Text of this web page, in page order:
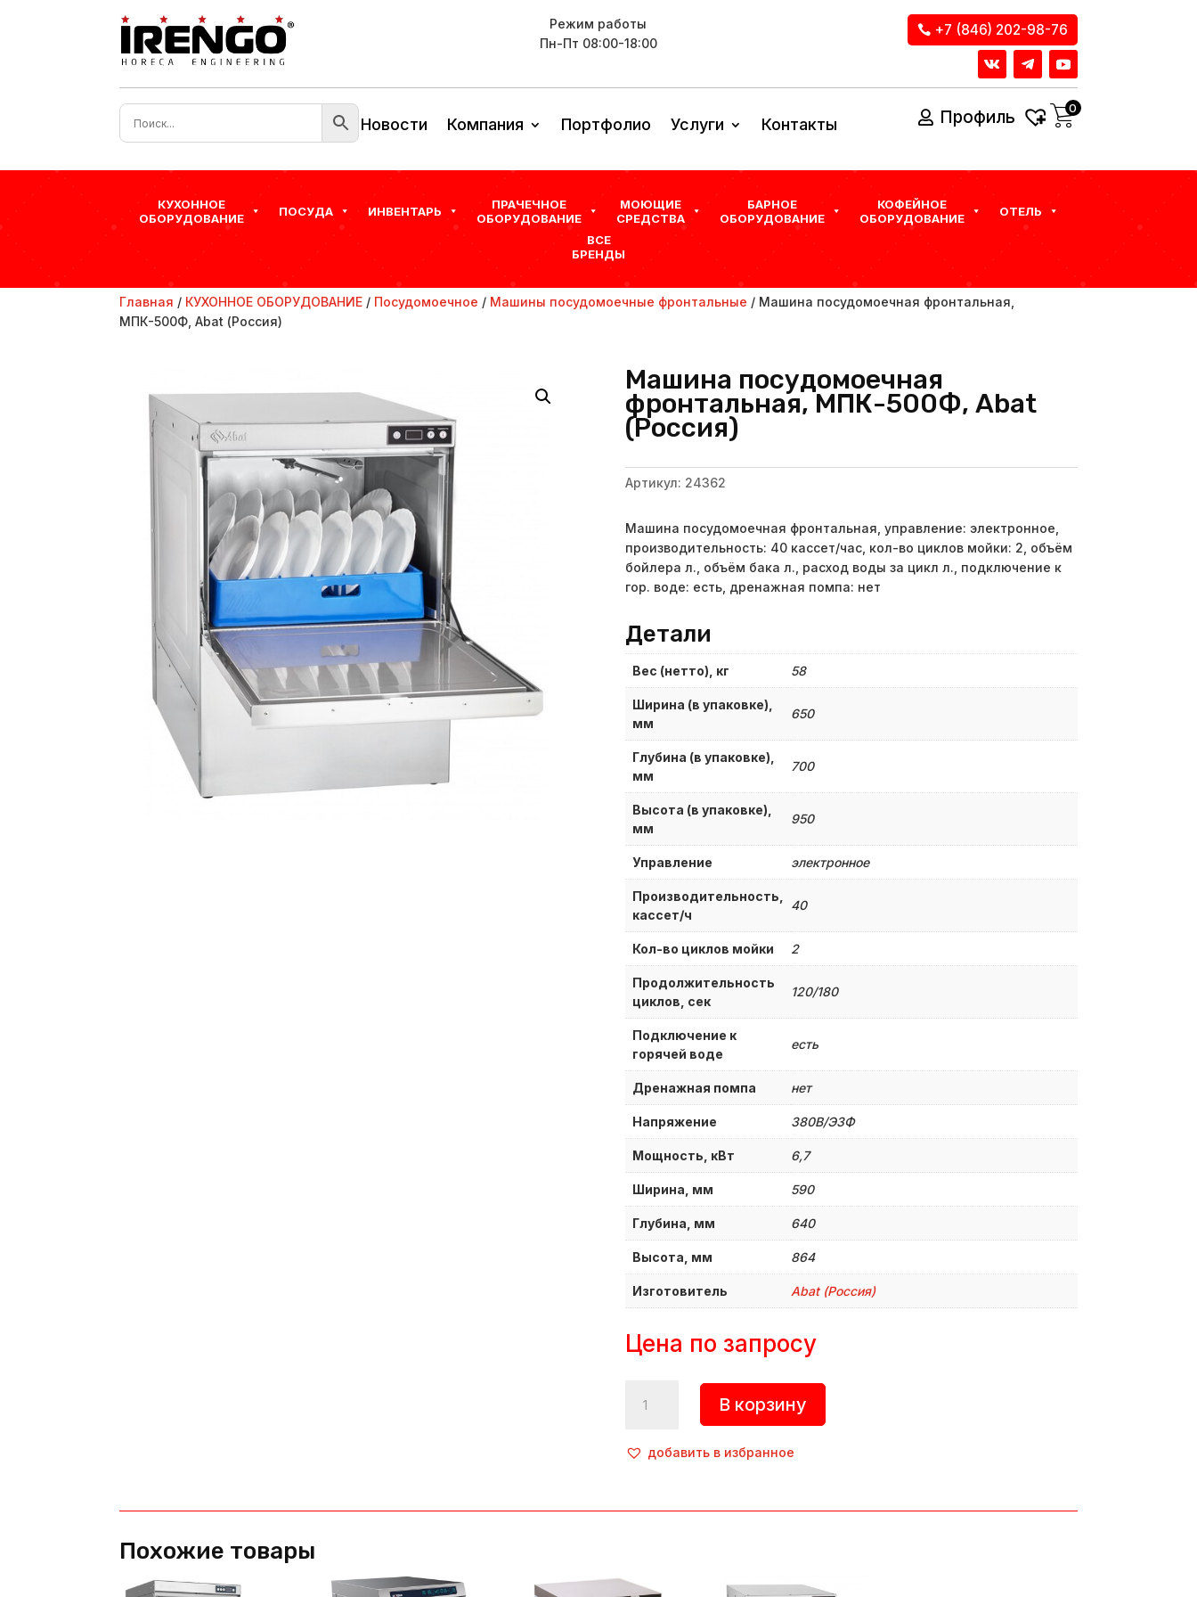
Режим работы
Пн-Пт 08:00-18:00
+7 (846) 202-98-76
Новости Компания Портфолио Услуги Контакты Профиль 0
КУХОННОЕ
ОБОРУДОВАНИЕ
ПОСУДА ИНВЕНТАРЬ
ПРАЧЕЧНОЕ
ОБОРУДОВАНИЕ
МОЮЩИЕ
СРЕДСТВА
БАРНОЕ
ОБОРУДОВАНИЕ
КОФЕЙНОЕ
ОБОРУДОВАНИЕ
ОТЕЛЬ
ВСЕ
БРЕНДЫ
Главная / КУХОННОЕ ОБОРУДОВАНИЕ / Посудомоечное / Машины посудомоечные фронтальные / Машина посудомоечная фронтальная,
МПК-500Ф, Abat (Россия)
Машина посудомоечная
фронтальная, МПК-500Ф, Abat
(Россия)
Артикул: 24362
Машина посудомоечная фронтальная, управление: электронное,
производительность: 40 кассет/час, кол-во циклов мойки: 2, объём
бойлера л., объём бака л., расход воды за цикл л., подключение к
гор. воде: есть, дренажная помпа: нет
Детали
Вес (нетто), кг 58
Ширина (в упаковке),
мм
650
Глубина (в упаковке),
мм
700
Высота (в упаковке),
мм
950
Управление электронное
Производительность,
кассет/ч
40
Кол-во циклов мойки 2
Продолжительность
циклов, сек
120/180
Подключение к
горячей воде
есть
Дренажная помпа нет
Напряжение 380B/Э3Ф
Мощность, кВт 6,7
Ширина, мм 590
Глубина, мм 640
Высота, мм 864
Изготовитель Abat (Россия)
Цена по запросу
товара
посудомоечная
В корзину
добавить в избранное
Похожие товары